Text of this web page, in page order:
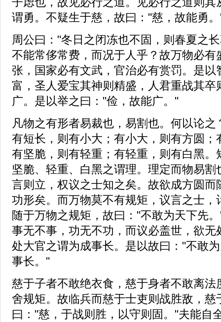
谓勇。不疑生于慈，故曰："慈，故能勇
周公曰："冬日之闭冻也不固，则春夏之
不能常侈常费，而况于人乎？故万物必有
张，国家必有文武，官治必有赏罚。是以
富，圣人爱宝其神则精盛，人君重战其卒
广。是以举之曰："俭，故能广。"
凡物之有形者易裁也，易割也。何以论
有短长，则有小大；有小大，则有方圆；
有坚脆，则有轻重；有轻重，则有白黑。
坚脆、轻重、白黑之谓理。理定而物易
言则立，权议之士知之矣。故欲成方圆而
功形矣。而万物莫不有规矩，议言之士，
随于万物之规矩，故曰："不敢为天下先
事无不事，功无不功，而议必盖世，欲无
处大官之谓为成事长。是以故曰："不敢
事长。"
慈于子者不敢绝衣食，慈于身者不敢离法
舍规矩。故临兵而慈于士吏则战胜敌，慈
曰："慈，于战则胜，以守则固。"夫能自